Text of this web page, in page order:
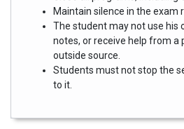
Maintain silence in the exam
The student may not use his
notes, or receive help from a
outside source.
Students must not stop the
to it.